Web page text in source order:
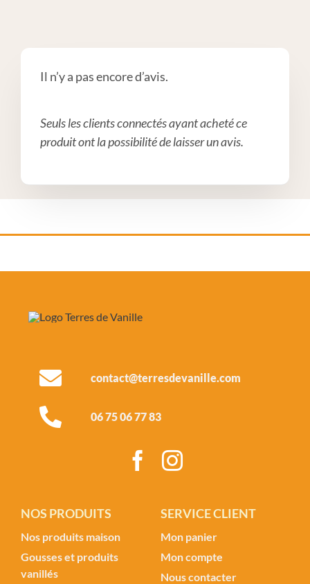
Il n’y a pas encore d’avis.
Seuls les clients connectés ayant acheté ce
produit ont la possibilité de laisser un avis.
contact@terresdevanille.com
06 75 06 77 83
NOS PRODUITS
Nos produits maison
Gousses et produits
vanillés
SERVICE CLIENT
Mon panier
Mon compte
Nous contacter